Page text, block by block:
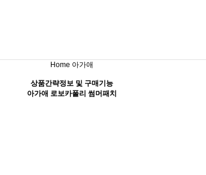
Home 아가애
상품간략정보 및 구매기능
아가애 로보카폴리 썸머패치